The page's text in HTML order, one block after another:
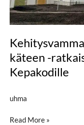
käteen -
Kepakodille
uhma
ratkaisuna
ja
Kepakodille
Read More »